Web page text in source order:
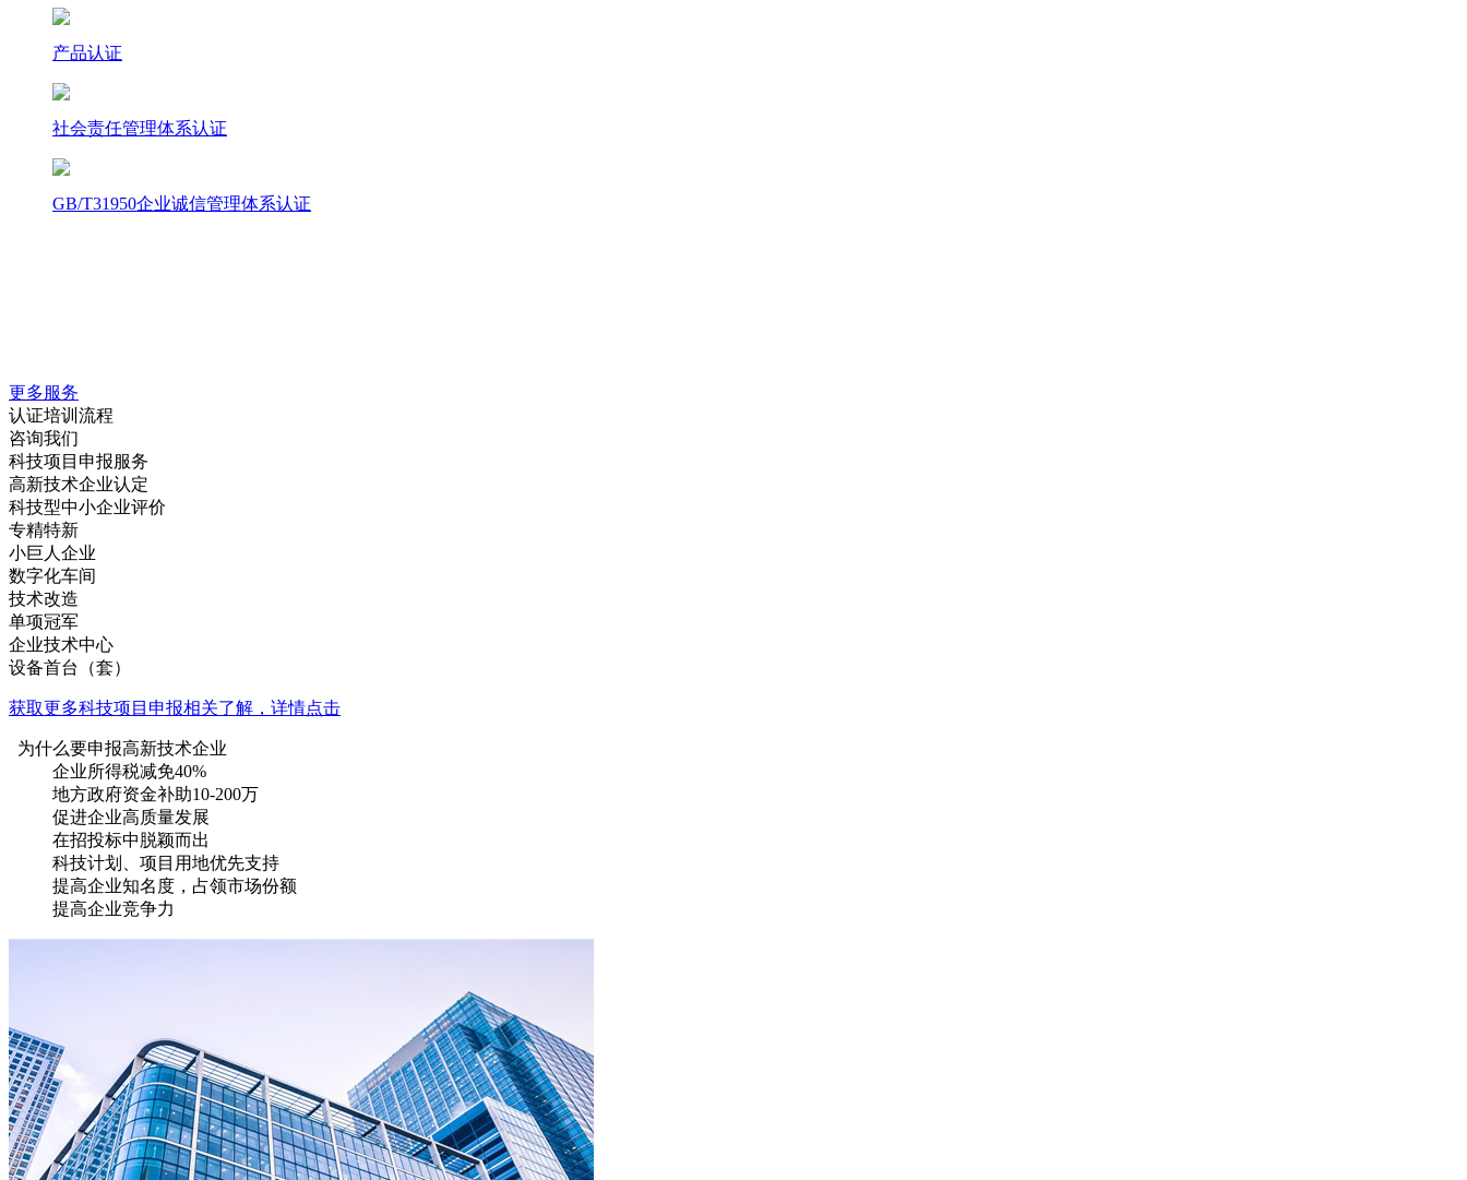
产品认证
社会责任管理体系认证
GB/T31950企业诚信管理体系认证
更多服务
认证培训流程
咨询我们
科技项目申报服务
高新技术企业认定
科技型中小企业评价
专精特新
小巨人企业
数字化车间
技术改造
单项冠军
企业技术中心
设备首台（套）
获取更多科技项目申报相关了解，详情点击
为什么要申报高新技术企业
企业所得税减免40%
地方政府资金补助10-200万
促进企业高质量发展
在招投标中脱颖而出
科技计划、项目用地优先支持
提高企业知名度，占领市场份额
提高企业竞争力